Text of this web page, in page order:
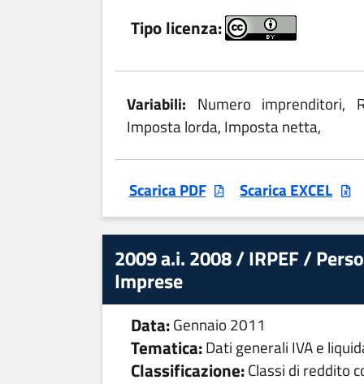
Tipo licenza:
Variabili: Numero imprenditori,
Imposta lorda, Imposta netta,
Scarica PDF Scarica EXCEL
2009 a.i. 2008 / IRPEF /
Imprese
Data:Gennaio 2011
Tematica:Dati generali IVA e
Classificazione:Classi di reddito